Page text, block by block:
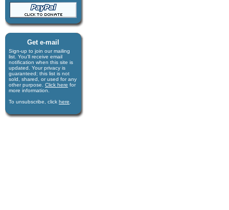
Get e-mail
Sign-up to join our mail­ing
list. You'll receive e­mail
notification when this site is
updated. Your privacy is
guaran­teed; this list is not
sold, shared, or used for any
other purpose. Click here for
more infor­mation.
To unsubscribe, click here